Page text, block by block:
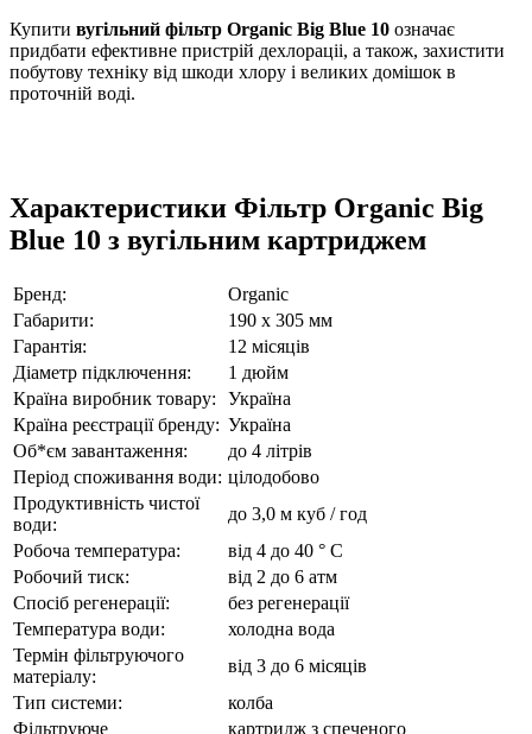
Купити вугільний фільтр Organic Big Blue 10 означає
придбати ефективне пристрій дехлораціі, а також, захистити
побутову техніку від шкоди хлору і великих домішок в
проточній воді.
Характеристики Фільтр Organic Big
Blue 10 з вугільним картриджем
Бренд:
Organic
Габарити:
190 х 305 мм
Гарантія:
12 місяців
Діаметр підключення:
1 дюйм
Країна виробник товару:
Україна
Країна реєстрації бренду: Україна
Об*єм завантаження:
до 4 літрів
Період споживання води: цілодобово
Продуктивність чистої
води:
до 3,0 м куб / год
Робоча температура:
від 4 до 40 ° C
Робочий тиск:
від 2 до 6 атм
Спосіб регенерації:
без регенерації
Температура води:
холодна вода
Термін фільтруючого
матеріалу:
від 3 до 6 місяців
Тип системи:
колба
Фільтруюче
картридж з спеченого